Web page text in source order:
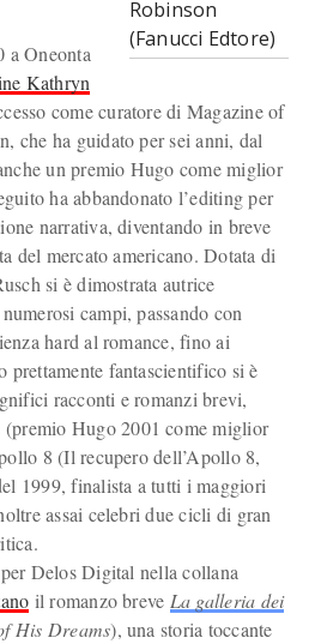
Robinson
(Fanucci Edtore)
a Oneonta
Kathryn
come curatore di Magazine of
che ha guidato per sei anni, dal
un premio Hugo come miglior
ha abbandonato l’editing per
narrativa, diventando in breve
del mercato americano. Dotata di
si è dimostrata autrice
campi, passando con
hard al romance, fino ai
fantascientifico si è
racconti e romanzi brevi,
Hugo 2001 come miglior
8 (Il recupero dell’Apollo 8,
1999, finalista a tutti i maggiori
assai celebri due cicli di gran
Delos Digital nella collana
il romanzo breve La galleria dei
His Dreams), una storia toccante